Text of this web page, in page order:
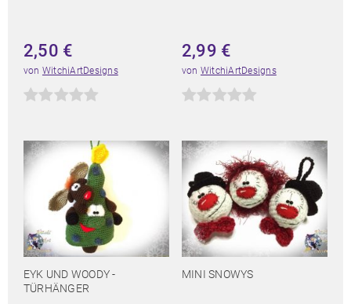
2,50 €
von WitchiArtDesigns
2,99 €
von WitchiArtDesigns
EYK UND WOODY -
TÜRHÄNGER
MINI SNOWYS